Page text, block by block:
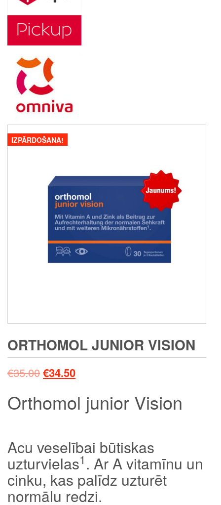
IZPĀRDOŠANA!
ORTHOMOL JUNIOR VISION
€35.00€34.50
Orthomol junior Vision
Acu veselībai būtiskas
uzturvielas1 . Ar A vitamīnu un
cinku, kas palīdz uzturēt
normālu redzi.